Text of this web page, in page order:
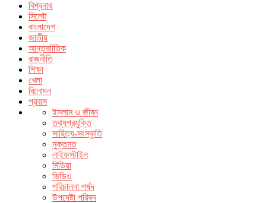
বিশ্বনাথ
সিলেট
বাংলাদেশ
জাতীয়
আন্তর্জাতিক
রাজনীতি
শিক্ষা
খেলা
বিনোদন
প্রবাস
ইসলাম ও জীবন
তথ্যপ্রযুক্তি
সাহিত্য-সংস্কৃতি
মুক্তমত
লাইফস্টাইল
মিডিয়া
ভিডিও
পরিচালনা পর্ষদ
উপদেষ্টা পরিষদ